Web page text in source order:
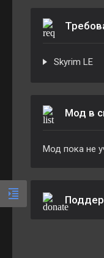
Skyrim LE
Мод в
Мод пока не